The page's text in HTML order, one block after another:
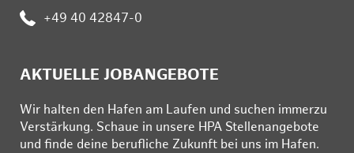
Telefon:
+49 40 42847-0
AKTUELLE JOBANGEBOTE
Wir hal­ten den Ha­fen am Lau­fen und su­chen im­mer­zu
Ver­stär­kung. Schau­e in un­se­re HPA Stel­len­an­ge­bo­te
und fin­de deine be­ruf­li­che Zu­kunft bei uns im Ha­fen.